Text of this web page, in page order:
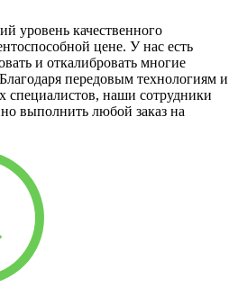
уровень качественного
цене. У нас есть
и откалибровать многие
передовым технологиям и
специалистов, наши сотрудники
выполнить любой заказ на